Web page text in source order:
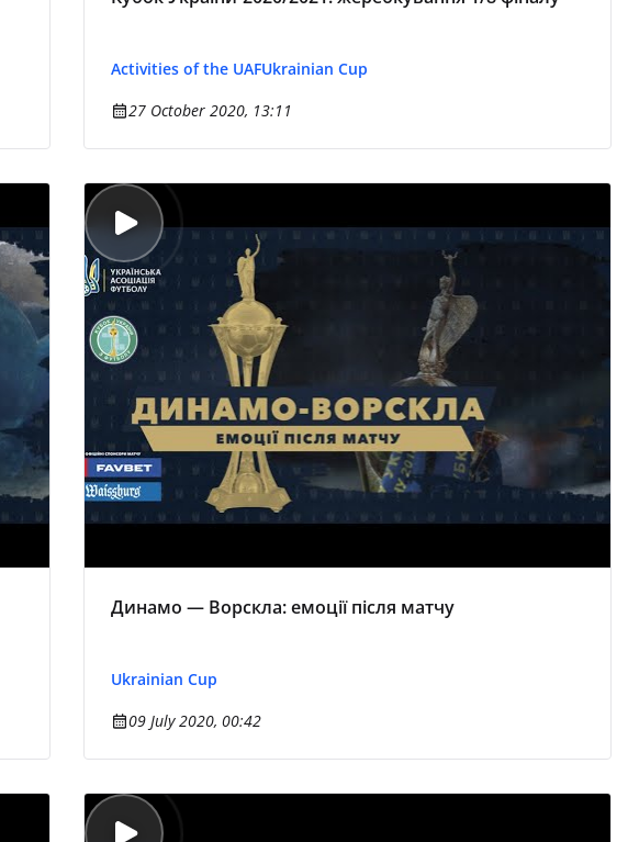
Activities of the UAFUkrainian Cup
27 October 2020, 13:11
Динамо — Ворскла: емоції після матчу
Ukrainian Cup
09 July 2020, 00:42